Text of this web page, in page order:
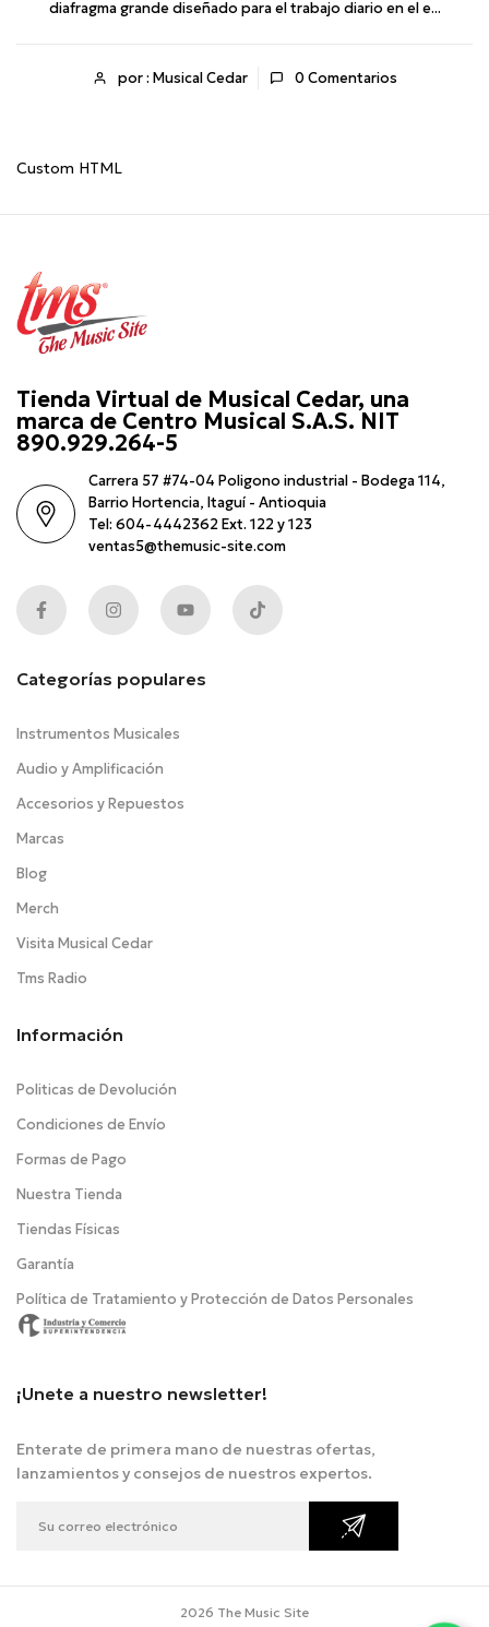
diafragma grande diseñado para el trabajo diario en el e...
por : Musical Cedar 0 Comentarios
Custom HTML
Tienda Virtual de Musical Cedar, una
marca de Centro Musical S.A.S. NIT
890.929.264-5
Carrera 57 #74-04 Poligono industrial - Bodega 114,
Barrio Hortencia, Itaguí - Antioquia
Tel: 604-4442362 Ext. 122 y 123
ventas5@themusic-site.com
Categorías populares
Instrumentos Musicales
Audio y Amplificación
Accesorios y Repuestos
Marcas
Blog
Merch
Visita Musical Cedar
Tms Radio
Información
Politicas de Devolución
Condiciones de Envío
Formas de Pago
Nuestra Tienda
Tiendas Físicas
Garantía
Política de Tratamiento y Protección de Datos Personales
¡Unete a nuestro newsletter!
Enterate de primera mano de nuestras ofertas,
lanzamientos y consejos de nuestros expertos.
2026 The Music Site